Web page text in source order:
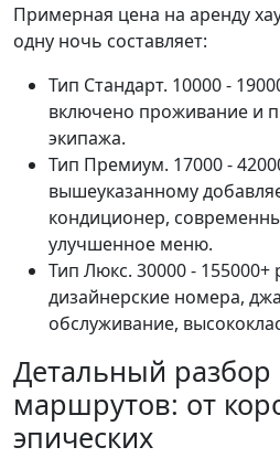
Примерная цена на аренду
одну ночь составляет:
Тип Стандарт. 10000 -
включено проживание и
экипажа.
Тип Премиум. 17000 -
вышеуказанному
кондиционер,
улучшенное меню.
Тип Люкс. 30000 -
дизайнерские номера,
обслуживание,
Детальный разбор
маршрутов: от
эпических